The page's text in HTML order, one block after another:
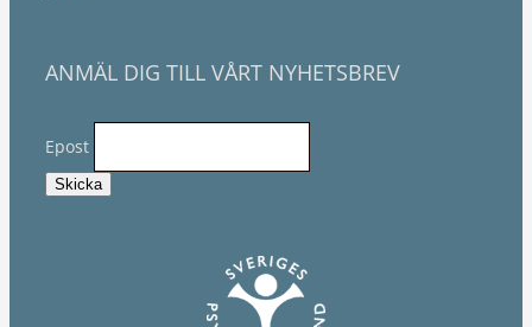
ANMÄL DIG TILL VÅRT NYHETSBREV
Epost